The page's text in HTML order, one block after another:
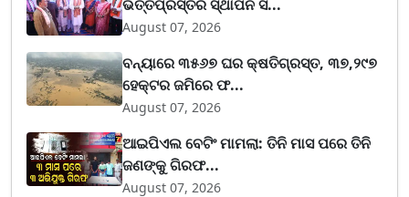
ଭିତ୍ତିପ୍ରସ୍ତର ସ୍ଥାପନ ସ...
August 07, 2026
ବନ୍ୟାରେ ୩୫୬୭ ଘର କ୍ଷତିଗ୍ରସ୍ତ, ୩୭,୨୯୭
ହେକ୍ଟର ଜମିରେ ଫ...
August 07, 2026
ଆଇପିଏଲ ବେଟିଂ ମାମଲା: ତିନି ମାସ ପରେ ତିନି
ଜଣଙ୍କୁ ଗିରଫ...
August 07, 2026